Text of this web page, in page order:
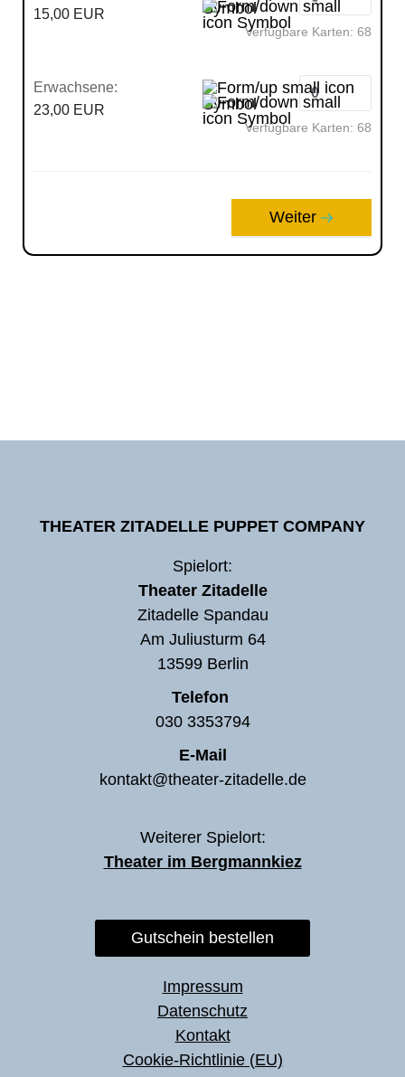
15,00 EUR
Verfügbare Karten: 68
Erwachsene:
23,00 EUR
Verfügbare Karten: 68
Weiter
THEATER ZITADELLE PUPPET COMPANY
Spielort:
Theater Zitadelle
Zitadelle Spandau
Am Juliusturm 64
13599 Berlin
Telefon
030 3353794
E-Mail
kontakt@theater-zitadelle.de
Weiterer Spielort:
Theater im Bergmannkiez
Gutschein bestellen
Impressum
Datenschutz
Kontakt
Cookie-Richtlinie (EU)